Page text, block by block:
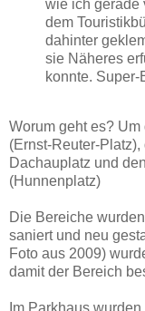
wie ich gerade
dem
dahinter
sie Näheres
konnte. Super-
Worum geht es? Um
(Ernst-Reuter-Platz),
Dachauplatz und
(Hunnenplatz)
Die Bereiche
saniert und neu
Foto aus 2009)
damit der Bereich